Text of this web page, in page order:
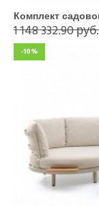
Комплект
1 148 332.90 руб.
-10%